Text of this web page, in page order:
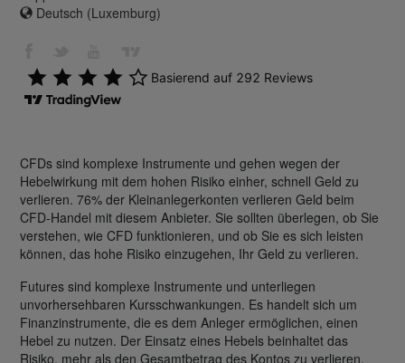
Deutsch (Luxemburg)
CFDs sind komplexe Instrumente und gehen wegen der
Hebelwirkung mit dem hohen Risiko einher, schnell Geld zu
verlieren. 76% der Kleinanlegerkonten verlieren Geld beim
CFD-Handel mit diesem Anbieter. Sie sollten überlegen, ob Sie
verstehen, wie CFD funktionieren, und ob Sie es sich leisten
können, das hohe Risiko einzugehen, Ihr Geld zu verlieren.
Futures sind komplexe Instrumente und unterliegen
unvorhersehbaren Kursschwankungen. Es handelt sich um
Finanzinstrumente, die es dem Anleger ermöglichen, einen
Hebel zu nutzen. Der Einsatz eines Hebels beinhaltet das
Risiko, mehr als den Gesamtbetrag des Kontos zu verlieren.